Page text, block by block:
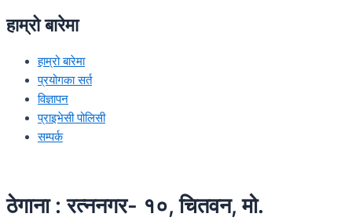
हाम्रो बारेमा
हाम्रो बारेमा
प्रयोगका सर्त
विज्ञापन
प्राइभेसी पोलिसी
सम्पर्क
ठेगाना : रत्ननगर- १०, चितवन, मो.